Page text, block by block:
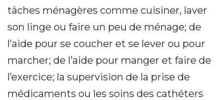
tâches ménagères comme cuisiner, laver
son linge ou faire un peu de ménage; de
l’aide pour se coucher et se lever ou pour
marcher; de l’aide pour manger et faire de
l’exercice; la supervision de la prise de
médicaments ou les soins des cathéters